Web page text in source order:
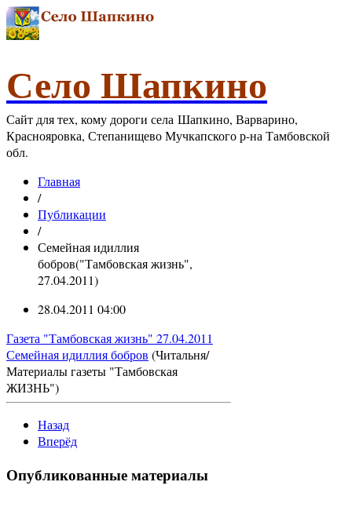
Село Шапкино
Сайт для тех, кому дороги села Шапкино, Варварино,
Краснояровка, Степанищево Мучкапского р-на Тамбовской
обл.
Главная
/
Публикации
/
Семейная идиллия
бобров("Тамбовская жизнь",
27.04.2011)
28.04.2011 04:00
Газета "Тамбовская жизнь" 27.04.2011
Семейная идиллия бобров (Читальня/
Материалы газеты "Тамбовская
ЖИЗНЬ")
Назад
Вперёд
Опубликованные материалы